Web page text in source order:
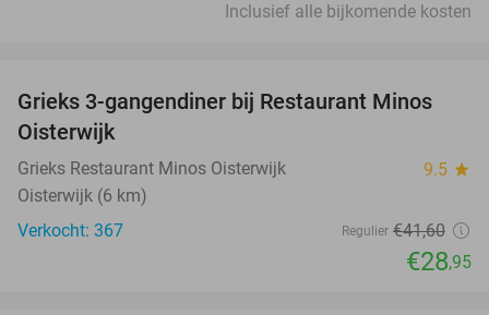
Inclusief alle bijkomende kosten
30%
Grieks 3-gangendiner bij Restaurant Minos
Oisterwijk
Grieks Restaurant Minos Oisterwijk 9.5 star
Oisterwijk (6 km)
Verkocht: 367
Regulier €41,60
€28,95